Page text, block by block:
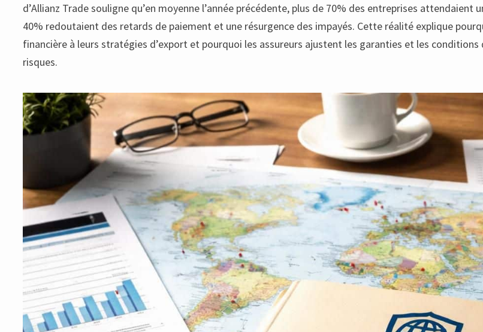
d’Allianz Trade souligne qu’en moyenne l’année précédente, plus de 70% des entreprises attendaient
40% redoutaient des retards de paiement et une résurgence des impayés. Cette réalité explique
financière à leurs stratégies d’export et pourquoi les assureurs ajustent les garanties et les
risques.